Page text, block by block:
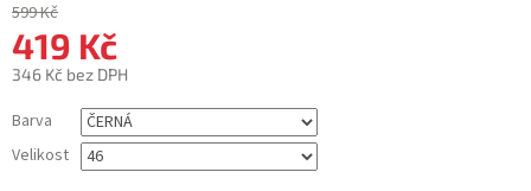
599 Kč
419 Kč
346 Kč bez DPH
cena:
Barva
Velikost